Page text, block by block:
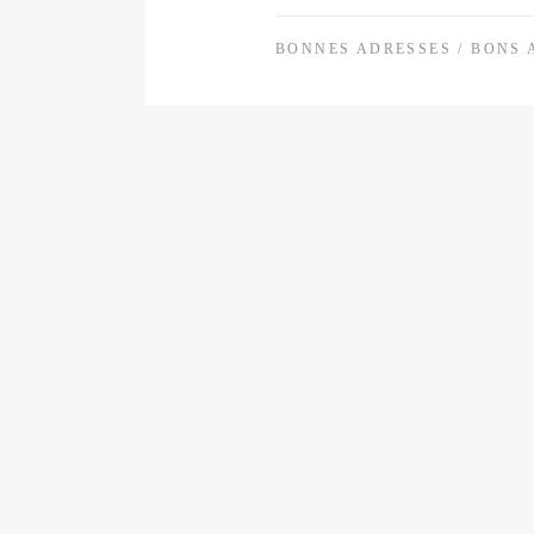
BONNES ADRESSES /BONS